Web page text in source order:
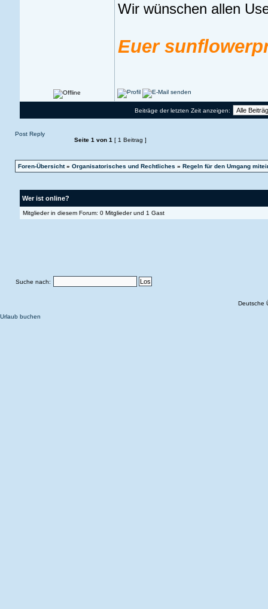
Wir wünschen allen
Euer
Beiträge der letzten Zeit anzeigen:
Post Reply
Seite 1 von 1 [ 1 Beitrag ]
Foren-Übersicht» Organisatorisches und Rechtliches » Regeln für den Umgang
Wer ist online?
Mitglieder in diesem Forum: 0 Mitglieder und 1 Gast
Suche nach:
Deutsche
Urlaub buchen